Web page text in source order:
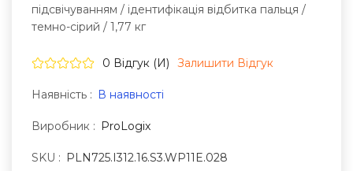
підсвічуванням / ідентифікація відбитка пальця /
темно-сірий / 1,77 кг
0 Відгук (и) Залишити Вiдгук
Наявність : В наявності
Виробник : ProLogix
SKU : PLN725.I312.16.S3.WP11E.028